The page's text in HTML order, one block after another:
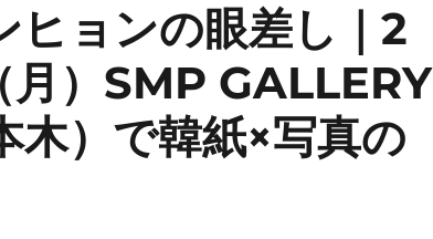
ヒョンの眼差し｜2
月）SMP GALLERY
木）で韓紙×写真の